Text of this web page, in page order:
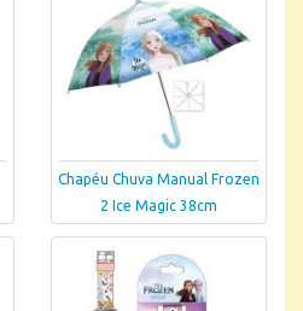
Chapéu Chuva Manual Frozen
2 Ice Magic 38cm